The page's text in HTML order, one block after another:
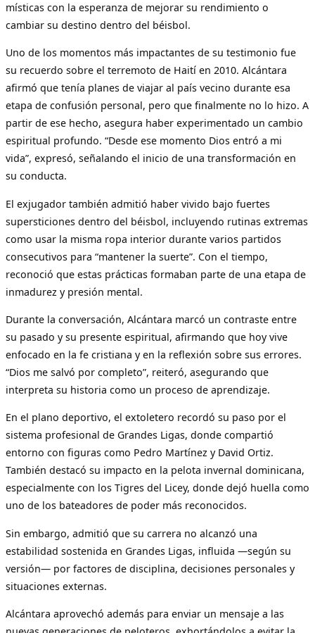
místicas con la esperanza de mejorar su rendimiento o
cambiar su destino dentro del béisbol.
Uno de los momentos más impactantes de su testimonio fue
su recuerdo sobre el terremoto de Haití en 2010. Alcántara
afirmó que tenía planes de viajar al país vecino durante esa
etapa de confusión personal, pero que finalmente no lo hizo. A
partir de ese hecho, asegura haber experimentado un cambio
espiritual profundo. “Desde ese momento Dios entró a mi
vida”, expresó, señalando el inicio de una transformación en
su conducta.
El exjugador también admitió haber vivido bajo fuertes
supersticiones dentro del béisbol, incluyendo rutinas extremas
como usar la misma ropa interior durante varios partidos
consecutivos para “mantener la suerte”. Con el tiempo,
reconoció que estas prácticas formaban parte de una etapa de
inmadurez y presión mental.
Durante la conversación, Alcántara marcó un contraste entre
su pasado y su presente espiritual, afirmando que hoy vive
enfocado en la fe cristiana y en la reflexión sobre sus errores.
“Dios me salvó por completo”, reiteró, asegurando que
interpreta su historia como un proceso de aprendizaje.
En el plano deportivo, el extoletero recordó su paso por el
sistema profesional de Grandes Ligas, donde compartió
entorno con figuras como Pedro Martínez y David Ortiz.
También destacó su impacto en la pelota invernal dominicana,
especialmente con los Tigres del Licey, donde dejó huella como
uno de los bateadores de poder más reconocidos.
Sin embargo, admitió que su carrera no alcanzó una
estabilidad sostenida en Grandes Ligas, influida —según su
versión— por factores de disciplina, decisiones personales y
situaciones externas.
Alcántara aprovechó además para enviar un mensaje a las